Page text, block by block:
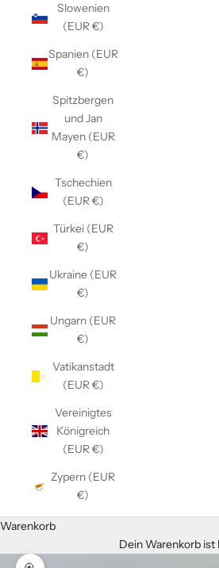
Slowenien
(EUR €)
Spanien (EUR
€)
Spitzbergen
und Jan
Mayen (EUR
€)
Tschechien
(EUR €)
Türkei (EUR
€)
Ukraine (EUR
€)
Ungarn (EUR
€)
Vatikanstadt
(EUR €)
Vereinigtes
Königreich
(EUR €)
Zypern (EUR
€)
Warenkorb
Dein Warenkorb ist